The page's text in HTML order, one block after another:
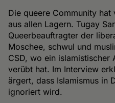
Die queere Community hat
aus allen Lagern. Tugay
Queerbeauftragter der
Moschee, schwul und
CSD, wo ein islamistischer
verübt hat. Im Interview
ärgert, dass Islamismus in
ignoriert wird.